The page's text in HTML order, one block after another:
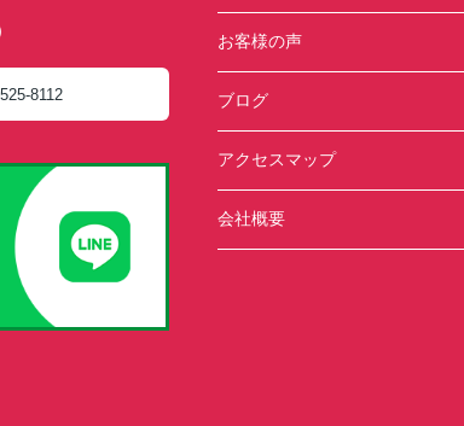
8112
お客様の声
ブログ
アクセスマップ
会社概要